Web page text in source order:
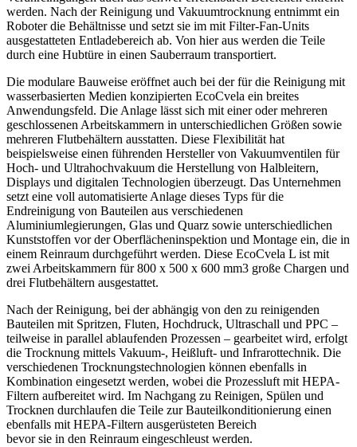
werden. Nach der Reinigung und Vakuumtrocknung entnimmt ein
Roboter die Behältnisse und setzt sie im mit Filter-Fan-Units
ausgestatteten Entladebereich ab. Von hier aus werden die Teile
durch eine Hubtüre in einen Sauberraum transportiert.
Die modulare Bauweise eröffnet auch bei der für die Reinigung mit
wasserbasierten Medien konzipierten EcoCvela ein breites
Anwendungsfeld. Die Anlage lässt sich mit einer oder mehreren
geschlossenen Arbeitskammern in unterschiedlichen Größen sowie
mehreren Flutbehältern ausstatten. Diese Flexibilität hat
beispielsweise einen führenden Hersteller von Vakuumventilen für
Hoch- und Ultrahochvakuum die Herstellung von Halbleitern,
Displays und digitalen Technologien überzeugt. Das Unternehmen
setzt eine voll automatisierte Anlage dieses Typs für die
Endreinigung von Bauteilen aus verschiedenen
Aluminiumlegierungen, Glas und Quarz sowie unterschiedlichen
Kunststoffen vor der Oberflächeninspektion und Montage ein, die in
einem Reinraum durchgeführt werden. Diese EcoCvela L ist mit
zwei Arbeitskammern für 800 x 500 x 600 mm3 große Chargen und
drei Flutbehältern ausgestattet.
Nach der Reinigung, bei der abhängig von den zu reinigenden
Bauteilen mit Spritzen, Fluten, Hochdruck, Ultraschall und PPC –
teilweise in parallel ablaufenden Prozessen – gearbeitet wird, erfolgt
die Trocknung mittels Vakuum-, Heißluft- und Infrarottechnik. Die
verschiedenen Trocknungstechnologien können ebenfalls in
Kombination eingesetzt werden, wobei die Prozessluft mit HEPA-
Filtern aufbereitet wird. Im Nachgang zu Reinigen, Spülen und
Trocknen durchlaufen die Teile zur Bauteilkonditionierung einen
ebenfalls mit HEPA-Filtern ausgerüsteten Bereich
bevor sie in den Reinraum eingeschleust werden.